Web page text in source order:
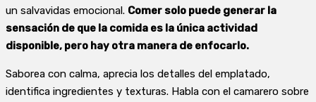
un salvavidas emocional. Comer solo puede generar la
sensación de que la comida es la única actividad
disponible, pero hay otra manera de enfocarlo.
Saborea con calma, aprecia los detalles del emplatado,
identifica ingredientes y texturas. Habla con el camarero sobre